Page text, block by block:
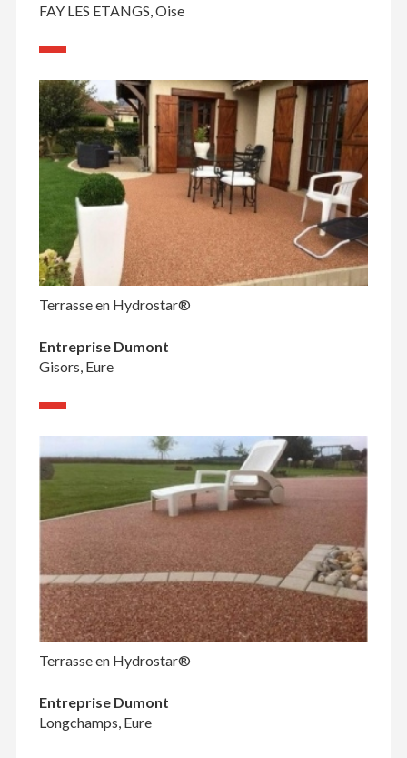
FAY LES ETANGS, Oise
Terrasse en Hydrostar®
Entreprise Dumont
Gisors, Eure
Terrasse en Hydrostar®
Entreprise Dumont
Longchamps, Eure